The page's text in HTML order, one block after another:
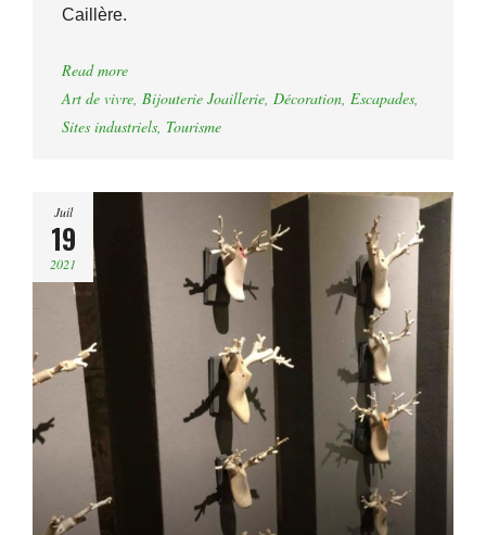
Caillère.
Read more
Art de vivre, Bijouterie Joaillerie, Décoration, Escapades,
Sites industriels, Tourisme
Juil
19
2021